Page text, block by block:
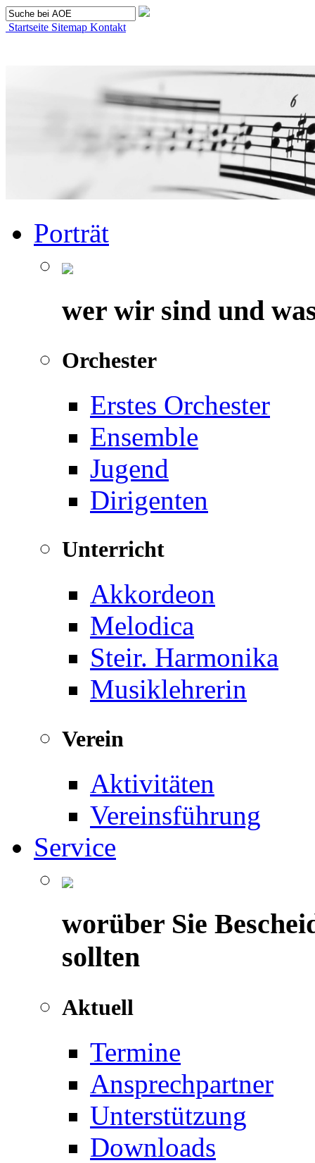
Startseite Sitemap Kontakt
Porträt
wer wir sind und
Orchester
Erstes Orchester
Ensemble
Jugend
Dirigenten
Unterricht
Akkordeon
Melodica
Steir. Harmonika
Musiklehrerin
Verein
Aktivitäten
Vereinsführung
Service
worüber Sie
sollten
Aktuell
Termine
Ansprechpartner
Unterstützung
Downloads